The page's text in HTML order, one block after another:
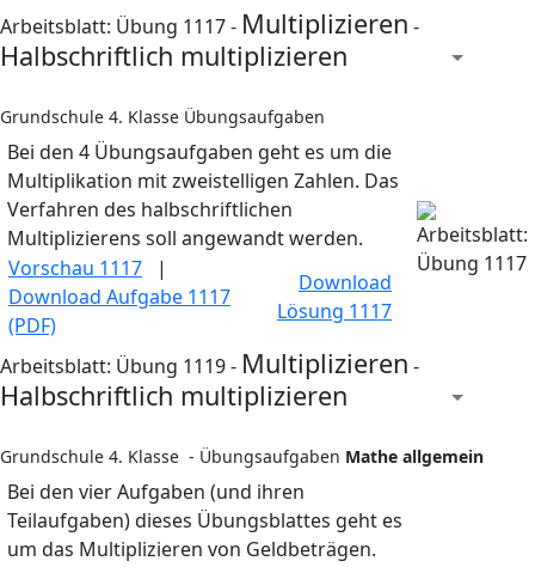
Arbeitsblatt: Übung 1117 - Multiplizieren -
Halbschriftlich multiplizieren
Grundschule 4. Klasse Übungsaufgaben
Bei den 4 Übungsaufgaben geht es um die
Multiplikation mit zweistelligen Zahlen. Das
Verfahren des halbschriftlichen
Multiplizierens soll angewandt werden.
Vorschau 1117 |
Download Aufgabe 1117
(PDF)
Download
Lösung 1117
Arbeitsblatt: Übung 1119 - Multiplizieren -
Halbschriftlich multiplizieren
Grundschule 4. Klasse - Übungsaufgaben Mathe allgemein
Bei den vier Aufgaben (und ihren
Teilaufgaben) dieses Übungsblattes geht es
um das Multiplizieren von Geldbeträgen.